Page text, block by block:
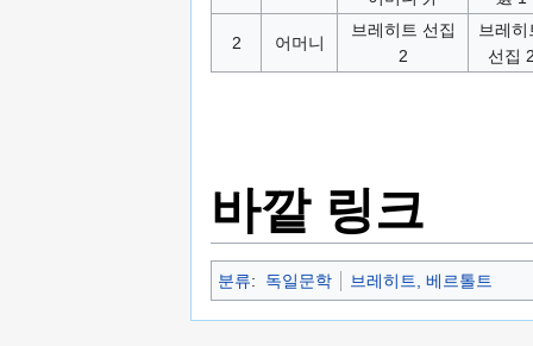
2 어머니
브레히트 선집
2
브레히
선집
바깥 링크
분류: 독일문학 브레히트, 베르톨트